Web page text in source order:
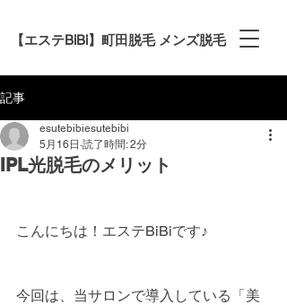
【エステBiBi】町田脱毛 メンズ脱毛
記事
IPL光脱毛のメリット
esutebibiesutebibi
5月16日 読了時間: 2分
こんにちは！エステBiBiです♪
今回は、当サロンで導入している「美